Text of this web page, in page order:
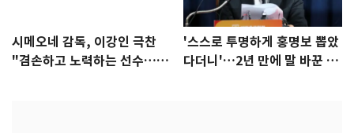
시메오네 감독, 이강인 극찬
"겸손하고 노력하는 선수…좋
'스스로 투명하게 홍명보 뽑았
다더니'…2년 만에 말 바꾼 이